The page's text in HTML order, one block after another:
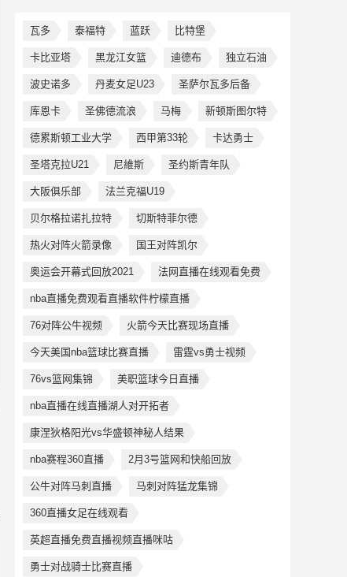
瓦多 泰福特 蓝跃 比特堡
卡比亚塔 黑龙江女篮 迪德布 独立石油
波史诺多 丹麦女足U23 圣萨尔瓦多后备
库恩卡 圣佛德流浪 马梅 新顿斯图尔特
德累斯顿工业大学 西甲第33轮 卡达勇士
圣塔克拉U21 尼維斯 圣约斯青年队
大阪俱乐部 法兰克福U19
贝尔格拉诺扎拉特 切斯特菲尔德
热火对阵火箭录像 国王对阵凯尔
奥运会开幕式回放2021 法网直播在线观看免费
nba直播免费观看直播软件柠檬直播
76对阵公牛视频 火箭今天比赛现场直播
今天美国nba篮球比赛直播 雷霆vs勇士视频
76vs篮网集锦 美职篮球今日直播
nba直播在线直播湖人对开拓者
康涅狄格阳光vs华盛顿神秘人结果
nba赛程360直播 2月3号篮网和快船回放
公牛对阵马刺直播 马刺对阵猛龙集锦
360直播女足在线观看
英超直播免费直播视频直播咪咕
勇士对战骑士比赛直播